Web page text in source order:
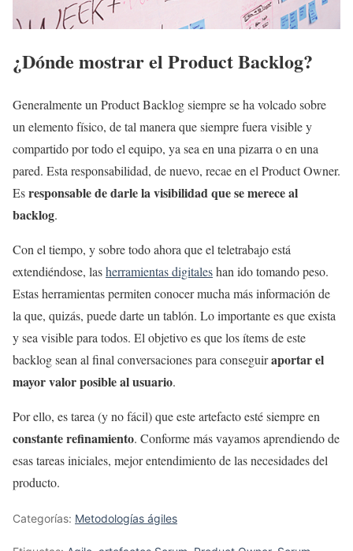
¿Dónde mostrar el Product Backlog?
Generalmente un Product Backlog siempre se ha volcado sobre
un elemento físico, de tal manera que siempre fuera visible y
compartido por todo el equipo, ya sea en una pizarra o en una
pared. Esta responsabilidad, de nuevo, recae en el Product Owner.
Esresponsable de darle la visibilidad que se merece al
backlog.
Con el tiempo, y sobre todo ahora que el teletrabajo está
extendiéndose, lasherramientas digitaleshan ido tomando peso.
Estas herramientas permiten conocer mucha más información de
la que, quizás, puede darte un tablón. Lo importante es que exista
y sea visible para todos. El objetivo es que los ítems de este
backlog sean al final conversaciones para conseguiraportar el
mayor valor posible al usuario.
Por ello, es tarea (y no fácil) que este artefacto esté siempre en
constante refinamiento. Conforme más vayamos aprendiendo de
esas tareas iniciales, mejor entendimiento de las necesidades del
producto.
Categorías: Metodologías ágiles